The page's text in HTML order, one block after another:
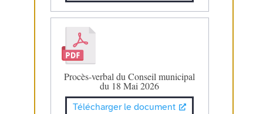
Procès-verbal du Conseil municipal
du 18 Mai 2026
Télécharger le document